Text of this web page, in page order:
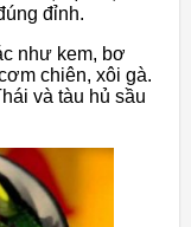
đỉnh.
như kem, bơ
chiên, xôi gà.
và tàu hủ sầu